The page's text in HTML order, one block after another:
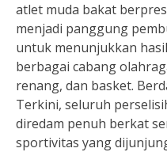
atlet muda bakat
menjadi panggung
untuk menunjukkan
berbagai cabang
renang, dan basket.
Terkini, seluruh
diredam penuh berkat
sportivitas yang